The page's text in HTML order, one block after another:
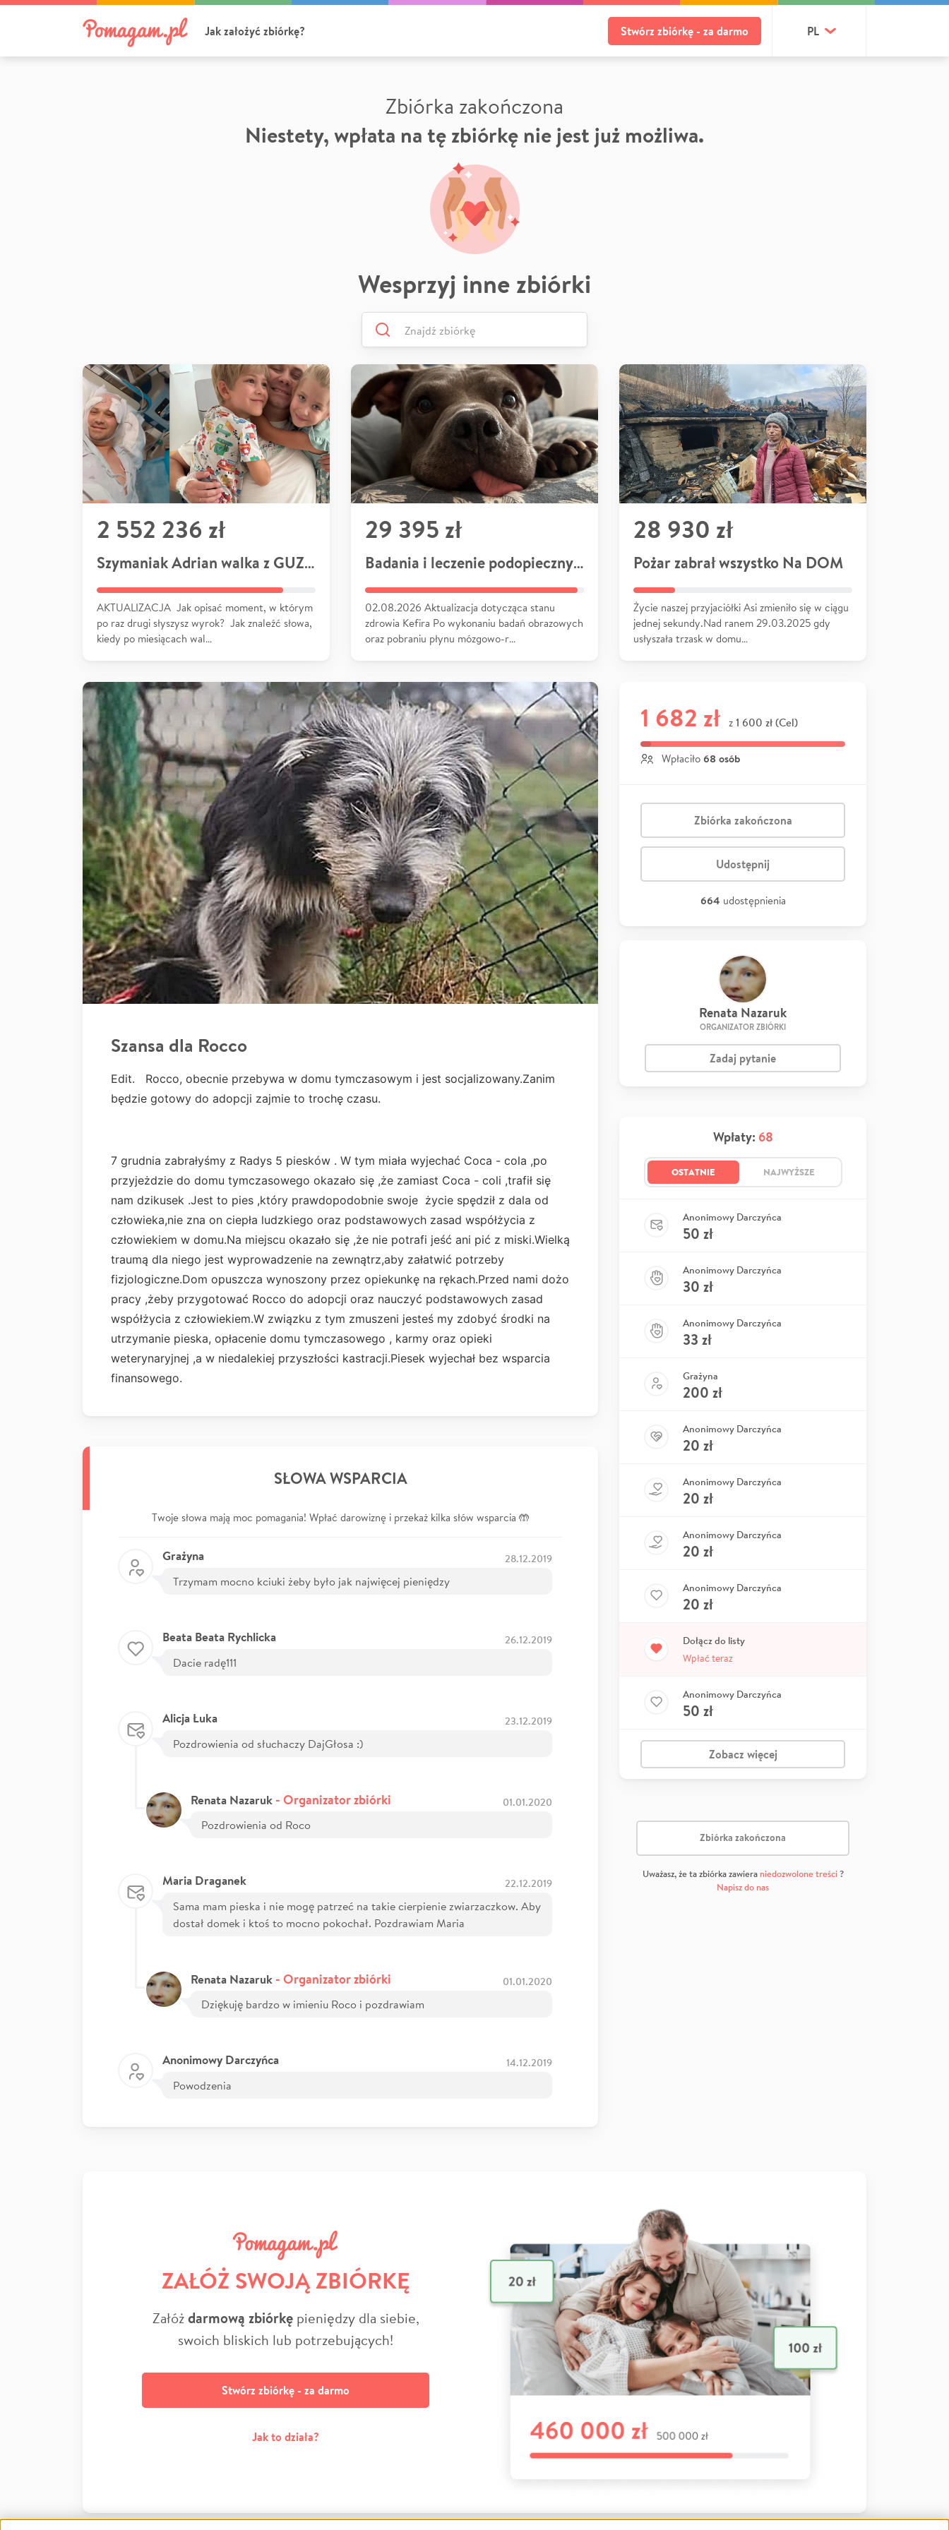
Jak założyć zbiórkę? Stwórz zbiórkę - za darmo PL
Zbiórka zakończona
Niestety, wpłata na tę zbiórkę nie jest już możliwa.
Wesprzyj inne zbiórki
2 552 236 zł
Szymaniak Adrian walka z GUZEM
AKTUALIZACJA Jak opisać moment, w którym
po raz drugi słyszysz wyrok? Jak znaleźć słowa,
kiedy po miesiącach wal…
29 395 zł
Badania i leczenie podopiecznych
02.08.2026 Aktualizacja dotycząca stanu
zdrowia Kefira Po wykonaniu badań obrazowych
oraz pobraniu płynu mózgowo-r…
28 930 zł
Pożar zabrał wszystko Na DOM
Życie naszej przyjaciółki Asi zmieniło się w ciągu
jednej sekundy.Nad ranem 29.03.2025 gdy
usłyszała trzask w domu…
Szansa dla Rocco
Edit. Rocco, obecnie przebywa w domu tymczasowym i jest socjalizowany.Zanim
będzie gotowy do adopcji zajmie to trochę czasu.
7 grudnia zabrałyśmy z Radys 5 piesków . W tym miała wyjechać Coca - cola ,po
przyjeżdzie do domu tymczasowego okazało się ,że zamiast Coca - coli ,trafił się
nam dzikusek .Jest to pies ,który prawdopodobnie swoje życie spędził z dala od
człowieka,nie zna on ciepła ludzkiego oraz podstawowych zasad współżycia z
człowiekiem w domu.Na miejscu okazało się ,że nie potrafi jeść ani pić z miski.Wielką
traumą dla niego jest wyprowadzenie na zewnątrz,aby załatwić potrzeby
fizjologiczne.Dom opuszcza wynoszony przez opiekunkę na rękach.Przed nami dożo
pracy ,żeby przygotować Rocco do adopcji oraz nauczyć podstawowych zasad
współżycia z człowiekiem.W związku z tym zmuszeni jesteś my zdobyć środki na
utrzymanie pieska, opłacenie domu tymczasowego , karmy oraz opieki
weterynaryjnej ,a w niedalekiej przyszłości kastracji.Piesek wyjechał bez wsparcia
finansowego.
SŁOWA WSPARCIA
Twoje słowa mają moc pomagania! Wpłać darowiznę i przekaż kilka słów wsparcia 🤲
Grażyna 28.12.2019
Trzymam mocno kciuki żeby było jak najwięcej pieniędzy
Beata Beata Rychlicka 26.12.2019
Dacie radę111
Alicja Łuka 23.12.2019
Pozdrowienia od słuchaczy DajGłosa :)
Renata Nazaruk - Organizator zbiórki 01.01.2020
Pozdrowienia od Roco
Maria Draganek 22.12.2019
Sama mam pieska i nie mogę patrzeć na takie cierpienie zwiarzaczkow. Aby
dostał domek i ktoś to mocno pokochał. Pozdrawiam Maria
Renata Nazaruk - Organizator zbiórki 01.01.2020
Dziękuję bardzo w imieniu Roco i pozdrawiam
Anonimowy Darczyńca 14.12.2019
Powodzenia
1 682 zł z 1 600 zł (Cel)
Wpłaciło 68 osób
Zbiórka zakończona
Udostępnij
664 udostępnienia
Renata Nazaruk
ORGANIZATOR ZBIÓRKI
Zadaj pytanie
Wpłaty: 68
OSTATNIE NAJWYŻSZE
Anonimowy Darczyńca
50 zł
Anonimowy Darczyńca
30 zł
Anonimowy Darczyńca
33 zł
Grażyna
200 zł
Anonimowy Darczyńca
20 zł
Anonimowy Darczyńca
20 zł
Anonimowy Darczyńca
20 zł
Anonimowy Darczyńca
20 zł
Dołącz do listy
Wpłać teraz
Anonimowy Darczyńca
50 zł
Zobacz więcej
Zbiórka zakończona
Uważasz, że ta zbiórka zawiera niedozwolone treści?
Napisz do nas
ZAŁÓŻ SWOJĄ ZBIÓRKĘ
Załóżdarmową zbiórkępieniędzy dla siebie,
swoich bliskich lub potrzebujących!
Stwórz zbiórkę - za darmo
Jak to działa?